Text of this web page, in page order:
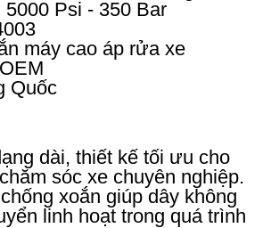
Psi - 350 Bar
máy cao áp rửa xe
Quốc
dài, thiết kế tối ưu cho
sóc xe chuyên nghiệp.
xoắn giúp dây không
linh hoạt trong quá trình